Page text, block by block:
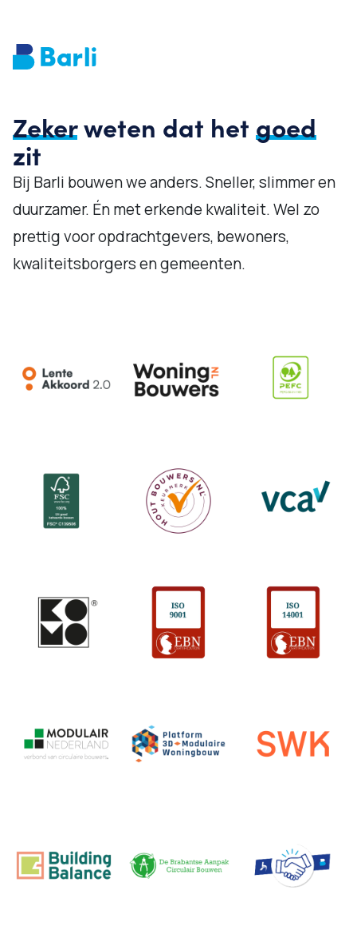
Zekerweten dat het goed
zit
Bij Barli bouwen we anders. Sneller, slimmer en
duurzamer. Én met erkende kwaliteit. Wel zo
prettig voor opdrachtgevers, bewoners,
kwaliteitsborgers en gemeenten.